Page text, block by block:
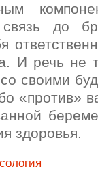
до
И речь
своими
«против»
здоровья.